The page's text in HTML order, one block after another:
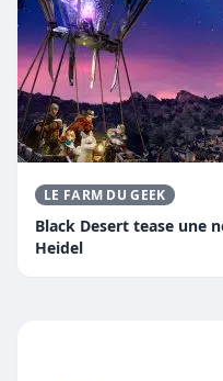
LE FARM DU GEEK
Black Desert tease une
Heidel